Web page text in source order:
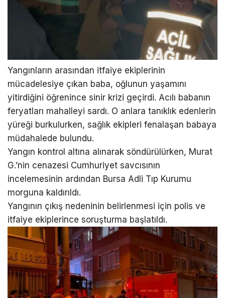
Yangınların arasından itfaiye ekiplerinin
mücadelesiye çıkan baba, oğlunun yaşamını
yitirdiğini öğrenince sinir krizi geçirdi. Acılı babanın
feryatları mahalleyi sardı. O anlara tanıklık edenlerin
yüreği burkulurken, sağlık ekipleri fenalaşan babaya
müdahalede bulundu.
Yangın kontrol altına alınarak söndürülürken, Murat
G.’nin cenazesi Cumhuriyet savcısının
incelemesinin ardından Bursa Adli Tıp Kurumu
morguna kaldırıldı.
Yangının çıkış nedeninin belirlenmesi için polis ve
itfaiye ekiplerince soruşturma başlatıldı.